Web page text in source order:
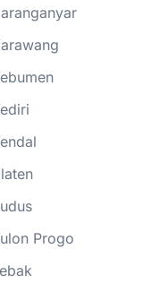
Progo